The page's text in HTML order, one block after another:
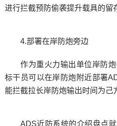
进行拦截预防偷袭提升载具的留
4.部署在岸防炮旁边
作为重火力输出单位岸防
标干员可以在岸防炮附近部署
能拦截拉长岸防炮输出时间为己
ADS近防系统的介绍盘点